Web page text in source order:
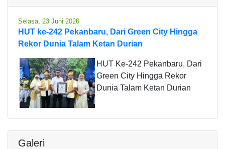
Selasa, 23 Juni 2026
HUT ke-242 Pekanbaru, Dari Green City Hingga
Rekor Dunia Talam Ketan Durian
HUT Ke-242 Pekanbaru, Dari
Green City Hingga Rekor
Dunia Talam Ketan Durian
Galeri